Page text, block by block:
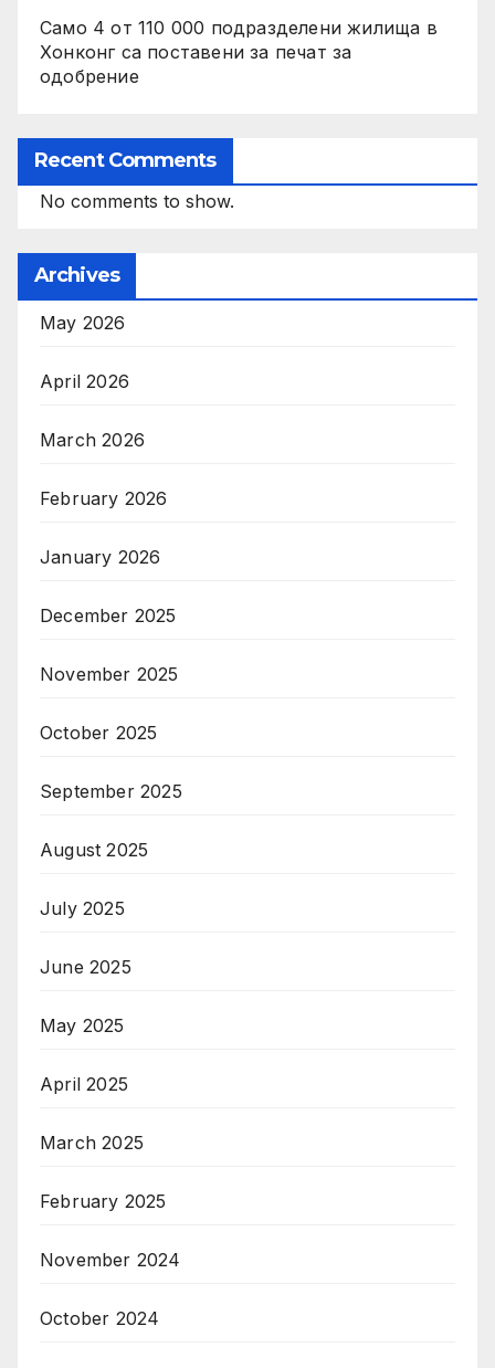
Само 4 от 110 000 подразделени жилища в
Хонконг са поставени за печат за
одобрение
Recent Comments
No comments to show.
Archives
May 2026
April 2026
March 2026
February 2026
January 2026
December 2025
November 2025
October 2025
September 2025
August 2025
July 2025
June 2025
May 2025
April 2025
March 2025
February 2025
November 2024
October 2024